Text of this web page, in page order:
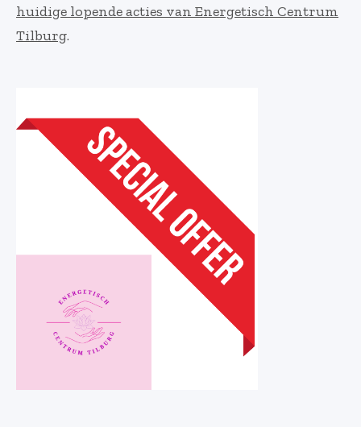
huidige lopende acties van Energetisch Centrum
Tilburg.